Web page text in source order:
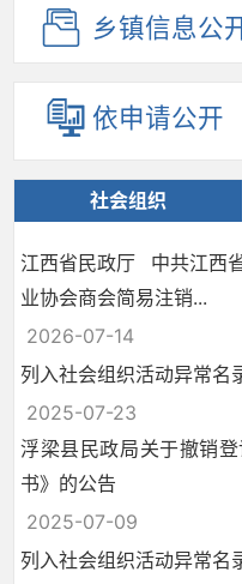
乡镇信息公
依申请公开
社会组织
江西省民政厅 中共江西
业协会商会简易注销...
2026-07-14
列入社会组织活动异常名
2025-07-23
浮梁县民政局关于撤销
书》的公告
2025-07-09
列入社会组织活动异常名